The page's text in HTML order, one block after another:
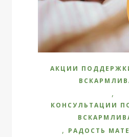
АКЦИИ
,
КОНСУЛЬТАЦИИ
, РАДОСТЬ